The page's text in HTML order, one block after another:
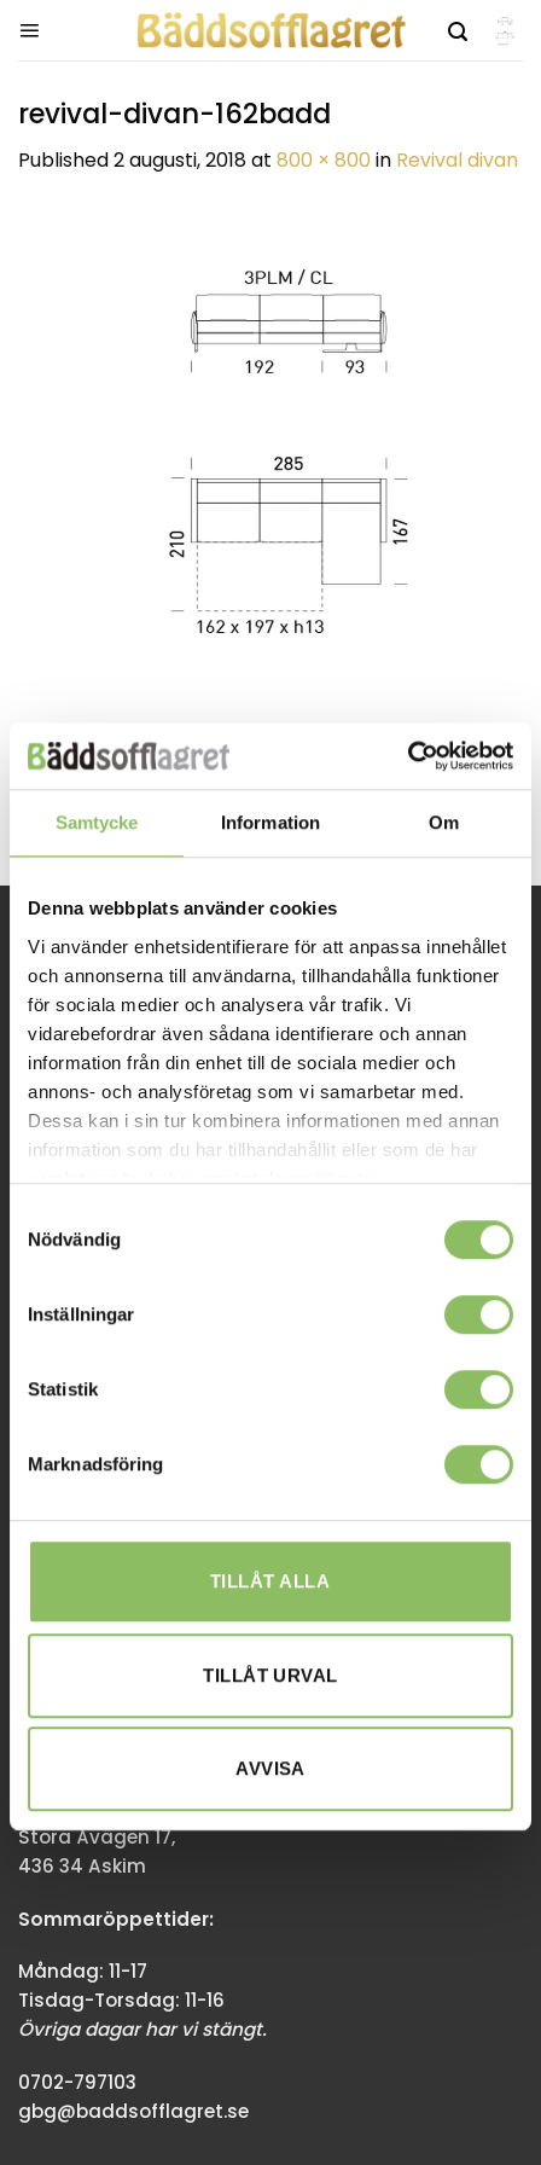
Samtycke Information Om
Denna webbplats använder cookies
Vi använder enhetsidentifierare för att anpassa innehållet
och annonserna till användarna, tillhandahålla funktioner
för sociala medier och analysera vår trafik. Vi
vidarebefordrar även sådana identifierare och annan
information från din enhet till de sociala medier och
annons- och analysföretag som vi samarbetar med.
Dessa kan i sin tur kombinera informationen med annan
information som du har tillhandahållit eller som de har
samlat in när du har använt deras tjänster.
Nödvändig
Inställningar
Statistik
Marknadsföring
TILLÅT ALLA
TILLÅT URVAL
AVVISA
revival-divan-162badd
Published2 augusti, 2018at 800 × 800 in Revival divan
Both comments and trackbacks are currently closed.
←Previous
INFORMATION
Om oss
Kontakt
Mitt konto
Prisgaranti
Ulvsundavägen 174,
Tisdag-Torsdag: 11-18
Stora Åvägen 17,
436 34 Askim
Sommaröppettider:
Måndag: 11-17
Tisdag-Torsdag: 11-16
Övriga dagar har vi stängt.
0702-797103
gbg@baddsofflagret.se